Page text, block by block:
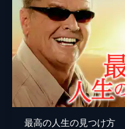
監督
脚本
最高の人生の見つけ方